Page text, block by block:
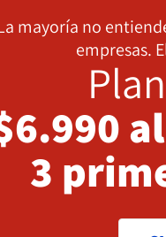
mayoría no
empresas.
3